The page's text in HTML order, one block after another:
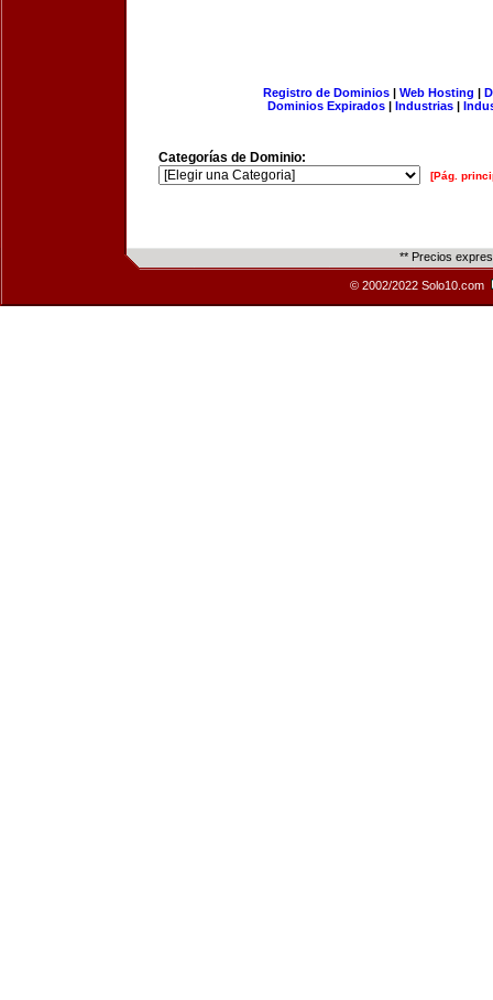
Registro de Dominios| Web Hosting |
Dominios Expirados | Industrias |
Categorías de Dominio:
[Pág.
** Precios
© 2002/2022 Solo10.com